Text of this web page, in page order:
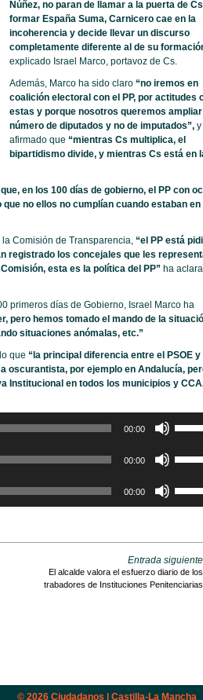
Núñez, no paran de llamar a la puerta de
formar España Suma, Carnicero cae en la
incoherencia y decide llevar un discurso
completamente diferente al de su
explicado Israel Marco, portavoz de Cs.
Además, Marco ha sido claro “no iremos en
coalición electoral con el PP, por actitudes
estas y porque nosotros queremos ampliar
número de diputados y no de imputados”,y
afirmado que “mientras Cs multiplica, el
bipartidismo divide, y mientras Cs está en
en los 100 días de gobierno, el PP con
no ellos no cumplían cuando estaban en
Comisión de Transparencia, “el PP está
registrado los concejales que les
esta es la política del PP” ha
primeros días de Gobierno, Israel Marco ha
pero hemos tomado el mando de la
situaciones anómalas, etc.”
que “la principal diferencia entre el PSOE y
oscurantista, por ejemplo en Andalucía,
Institucional en todos los municipios y
00:00
las
de
arriba/
el
00:00
las
de
flecha
o
00:00
las
teclas
para
Entrada siguiente
El alcalde valora el esfuerzo diario de los
trabadores de Instituciones Penitenciarias
© 2026 Ciudadanos | Castilla-La Mancha